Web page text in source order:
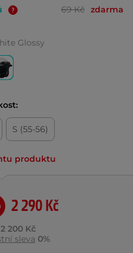
69 Kč zdarma
Glossy
S (55-56)
produktu
2 290 Kč
2 200 Kč
sleva 0%